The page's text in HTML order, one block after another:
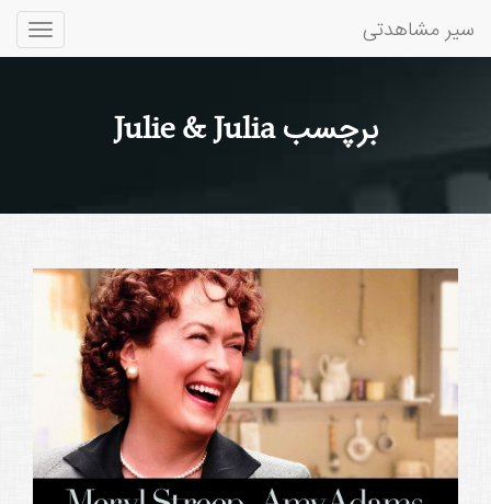
سیر مشاهدتی
برچسب Julie & Julia